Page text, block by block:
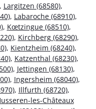
Largitzen (68580),
, Labaroche (68910),
, Kœtzingue (68510),
, Kirchberg (68290),
, Kientzheim (68240),
, Katzenthal (68230),
, Jettingen (68130),
, Ingersheim (68040),
, Illfurth (68720),
les-Châteaux